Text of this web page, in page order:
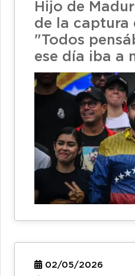
Hijo de
de la captura
"Todos
ese día iba a
02/05/2026